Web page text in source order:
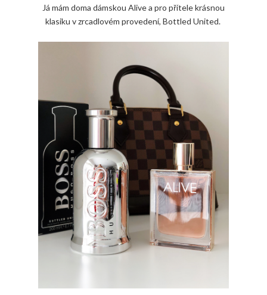
Já mám doma dámskou Alive a pro přítele krásnou
klasiku v zrcadlovém provedení, Bottled United.